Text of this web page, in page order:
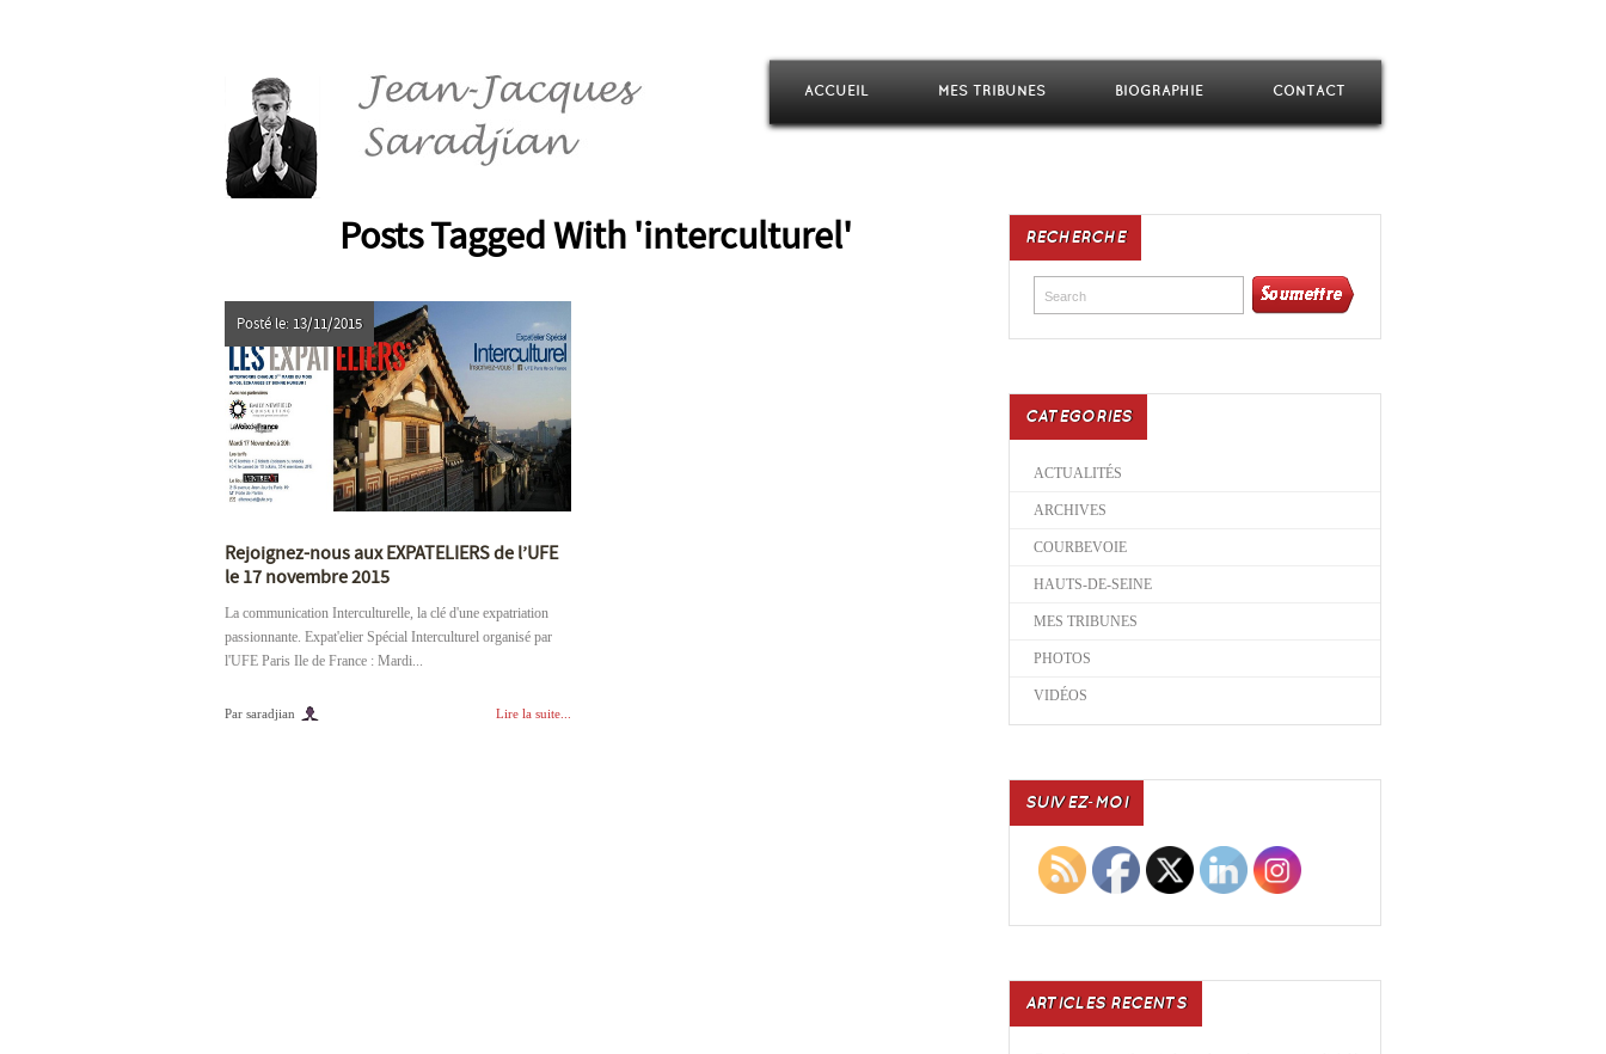
ACCUEIL MES TRIBUNES BIOGRAPHIE CONTACT
Posts Tagged With 'interculturel'
Posté le: 13/11/2015
Rejoignez-nous aux EXPATELIERS de l’UFE
le 17 novembre 2015
La communication Interculturelle, la clé d'une expatriation
passionnante. Expat'elier Spécial Interculturel organisé par
l'UFE Paris Ile de France : Mardi...
Par saradjian Lire la suite...
RECHERCHE
CATEGORIES
ACTUALITÉS
ARCHIVES
COURBEVOIE
HAUTS-DE-SEINE
MES TRIBUNES
PHOTOS
VIDÉOS
SUIVEZ-MOI
ARTICLES RECENTS